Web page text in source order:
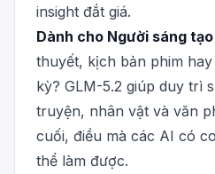
insight đắt giá.
Dành cho Người sáng
thuyết, kịch bản phim
kỳ? GLM-5.2 giúp duy trì
truyện, nhân vật và văn
cuối, điều mà các AI có
thể làm được.